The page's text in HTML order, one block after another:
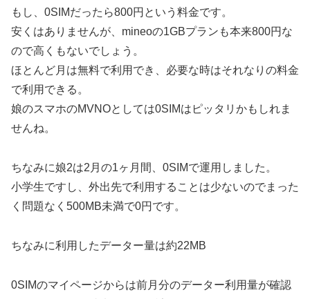
もし、0SIMだったら800円という料金です。
安くはありませんが、mineoの1GBプランも本来800円な
ので高くもないでしょう。
ほとんど月は無料で利用でき、必要な時はそれなりの料金
で利用できる。
娘のスマホのMVNOとしては0SIMはピッタリかもしれま
せんね。
ちなみに娘2は2月の1ヶ月間、0SIMで運用しました。
小学生ですし、外出先で利用することは少ないのでまった
く問題なく500MB未満で0円です。
ちなみに利用したデーター量は約22MB
0SIMのマイページからは前月分のデーター利用量が確認